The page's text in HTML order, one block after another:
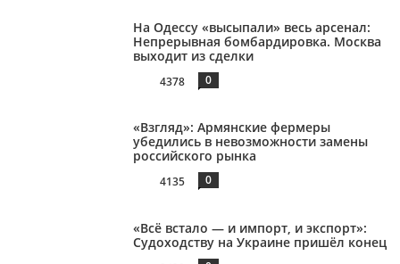
На Одессу «высыпали» весь арсенал:
Непрерывная бомбардировка. Москва
выходит из сделки
4378 0
«Взгляд»: Армянские фермеры
убедились в невозможности замены
российского рынка
4135 0
«Всё встало — и импорт, и экспорт»:
Судоходству на Украине пришёл конец